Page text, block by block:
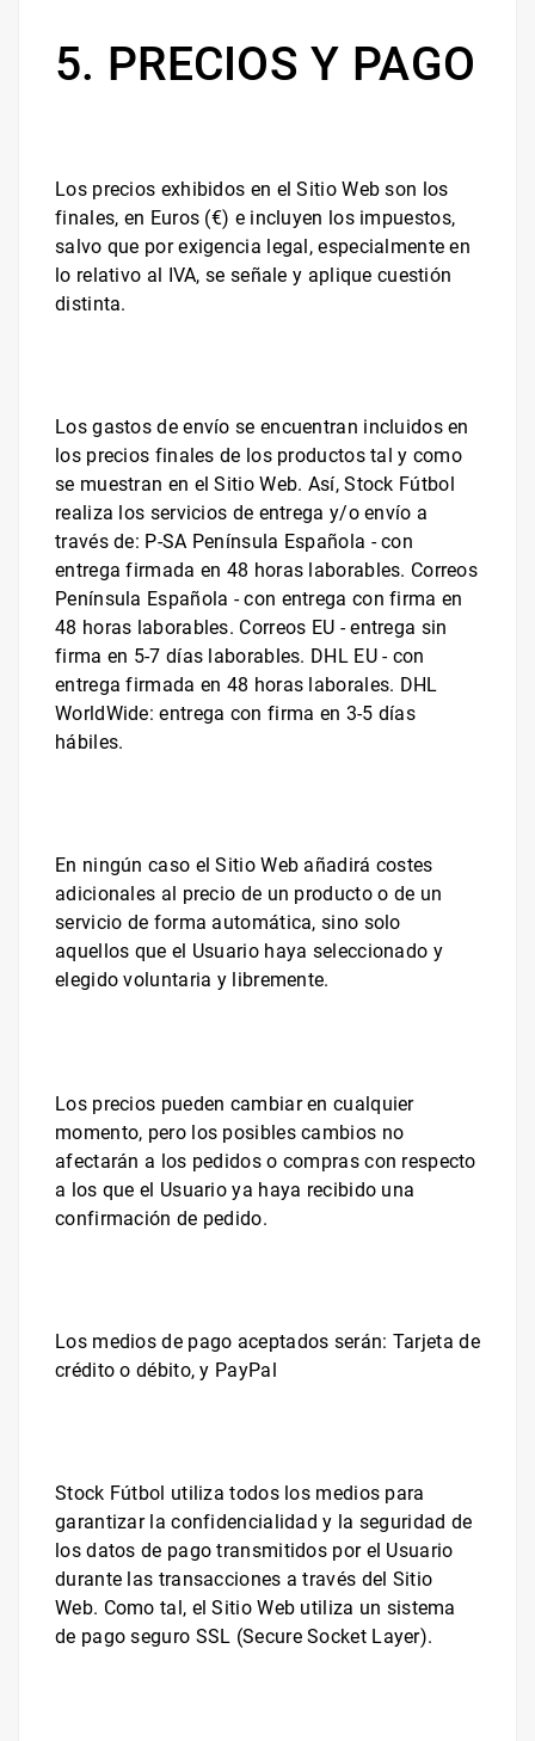
5. PRECIOS Y PAGO
Los precios exhibidos en el Sitio Web son los
finales, en Euros (€) e incluyen los impuestos,
salvo que por exigencia legal, especialmente en
lo relativo al IVA, se señale y aplique cuestión
distinta.
Los gastos de envío se encuentran incluidos en
los precios finales de los productos tal y como
se muestran en el Sitio Web. Así,Stock Fútbol
realiza los servicios de entrega y/o envío a
través de: P-SA Península Española - con
entrega firmada en 48 horas laborables. Correos
Península Española - con entrega con firma en
48 horas laborables. Correos EU - entrega sin
firma en 5-7 días laborables. DHL EU - con
entrega firmada en 48 horas laborales. DHL
WorldWide: entrega con firma en 3-5 días
hábiles.
En ningún caso el Sitio Web añadirá costes
adicionales al precio de un producto o de un
servicio de forma automática, sino solo
aquellos que el Usuario haya seleccionado y
elegido voluntaria y libremente.
Los precios pueden cambiar en cualquier
momento, pero los posibles cambios no
afectarán a los pedidos o compras con respecto
a los que el Usuario ya haya recibido una
confirmación de pedido.
Los medios de pago aceptados serán: Tarjeta de
crédito o débito, y PayPal
Stock Fútbol utiliza todos los medios para
garantizar la confidencialidad y la seguridad de
los datos de pago transmitidos por el Usuario
durante las transacciones a través del Sitio
Web. Como tal, el Sitio Web utiliza un sistema
de pago seguro SSL (Secure Socket Layer).